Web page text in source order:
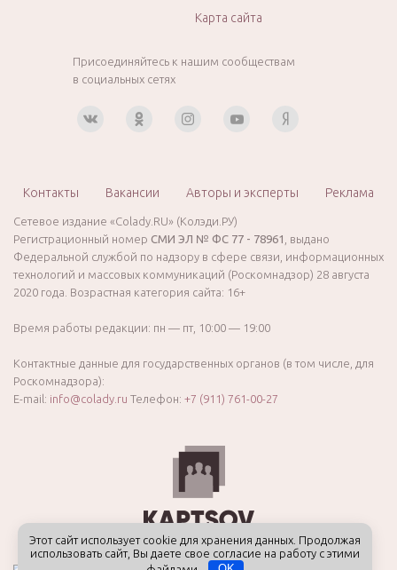
Карта сайта
Присоединяйтесь к нашим сообществам
в социальных сетях
Контакты Вакансии Авторы и эксперты Реклама
Сетевое издание «Colady.RU» (Колэди.РУ)
Регистрационный номер СМИ ЭЛ № ФС 77 - 78961
, выдано
Федеральной службой по надзору в сфере связи, информационных
технологий и массовых коммуникаций (Роскомнадзор) 28 августа
2020 года. Возрастная категория сайта: 16+
Время работы редакции: пн — пт, 10:00 — 19:00
Контактные данные для государственных органов (в том числе, для
Роскомнадзора):
E-mail: info@colady.ru Телефон: +7 (911) 761-00-27
Этот сайт использует cookie для хранения данных. Продолжая
использовать сайт, Вы даете свое согласие на работу с этими